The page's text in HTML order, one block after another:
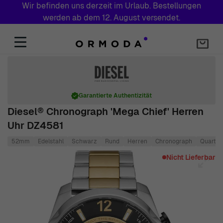
Wir befinden uns derzeit im Urlaub. Bestellungen
werden ab dem 12. August versendet.
Diesel® Chronograph 'Mega Chief' Herren
Uhr DZ4581
Garantierte Authentizität
52mm Edelstahl Schwarz Rund Herren Chronograph Quartz
Nicht Lieferbar
Click to view image in fullscreen